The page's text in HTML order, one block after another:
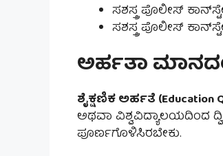
ಸಶಸ್ತ್ರ ಪೊಲೀಸ್
ಸಶಸ್ತ್ರ ಪೊಲೀಸ್
ಅರ್ಹತಾ
ಶೈಕ್ಷಣಿಕ ಅರ್ಹತೆ (Education
ಅಥವಾ ವಿಶ್ವವಿದ್ಯಾಲಯದಿಂದ
ಪೂರ್ಣಗೊಳಿಸಿರಬೇಕು.